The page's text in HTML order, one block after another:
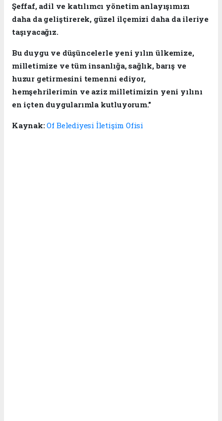
Şeffaf, adil ve katılımcı yönetim anlayışımızı
daha da geliştirerek, güzel ilçemizi daha da ileriye
taşıyacağız.
Bu duygu ve düşüncelerle yeni yılın ülkemize,
milletimize ve tüm insanlığa, sağlık, barış ve
huzur getirmesini temenni ediyor,
hemşehrilerimin ve aziz milletimizin yeni yılını
en içten duygularımla kutluyorum."
Kaynak:Of Belediyesi İletişim Ofisi